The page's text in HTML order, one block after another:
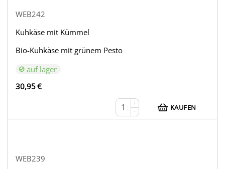
WEB242
Kuhkäse mit Kümmel
Bio-Kuhkäse mit grünem Pesto
auf lager
30,95€
+
−
KAUFEN
WEB239